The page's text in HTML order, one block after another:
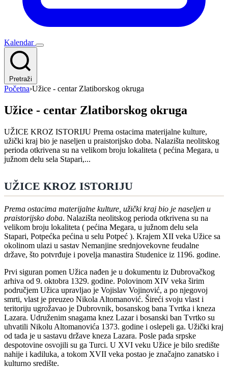
Kalendar
Pretraži
Početna›Užice - centar Zlatiborskog okruga
Užice - centar Zlatiborskog okruga
UŽICE KROZ ISTORIJU Prema ostacima materijalne kulture,
užički kraj bio je naseljen u praistorijsko doba. Nalazišta neolitskog
perioda otkrivena su na velikom broju lokaliteta ( pećina Megara, u
južnom delu sela Stapari,...
UŽICE KROZ ISTORIJU
Prema ostacima materijalne kulture, užički kraj bio je naseljen u
praistorijsko doba. Nalazišta neolitskog perioda otkrivena su na
velikom broju lokaliteta ( pećina Megara, u južnom delu sela
Stapari, Potpećka pećina u selu Potpeć ). Krajem XII veka Užice sa
okolinom ulazi u sastav Nemanjine srednjovekovne feudalne
države, što potvrđuje i povelja manastira Studenice iz 1196. godine.
Prvi siguran pomen Užica nađen je u dokumentu iz Dubrovačkog
arhiva od 9. oktobra 1329. godine. Polovinom XIV veka širim
područjem Užica upravljao je Vojislav Vojinović, a po njegovoj
smrti, vlast je preuzeo Nikola Altomanović. Šireći svoju vlast i
teritoriju ugrožavao je Dubrovnik, bosanskog bana Tvrtka i kneza
Lazara. Udruženim snagama knez Lazar i bosanski ban Tvrtko su
uhvatili Nikolu Altomanovića 1373. godine i oslepeli ga. Užički kraj
od tada je u sastavu države kneza Lazara. Posle pada srpske
despotovine osvojili su ga Turci. U XVI veku Užice je bilo središte
nahije i kadiluka, a tokom XVII veka postao je značajno zanatsko i
kulturno središte.